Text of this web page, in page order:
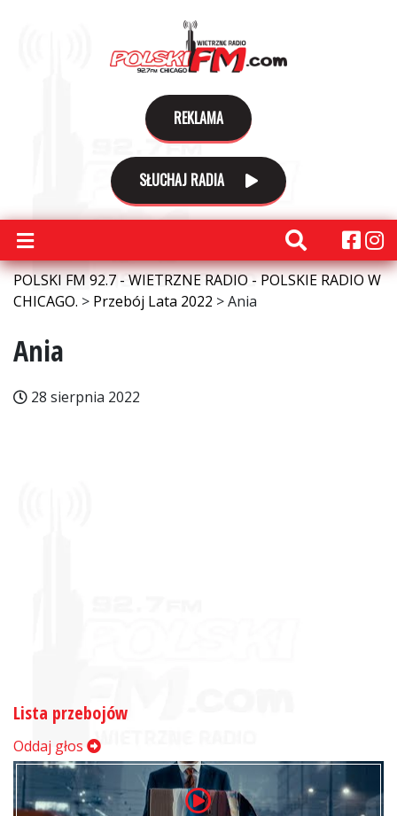
REKLAMA
SŁUCHAJ RADIA
POLSKI FM 92.7 - WIETRZNE RADIO - POLSKIE RADIO W
CHICAGO. > Przebój Lata 2022 >Ania
Ania
28 sierpnia 2022
Lista przebojów
Oddaj głos